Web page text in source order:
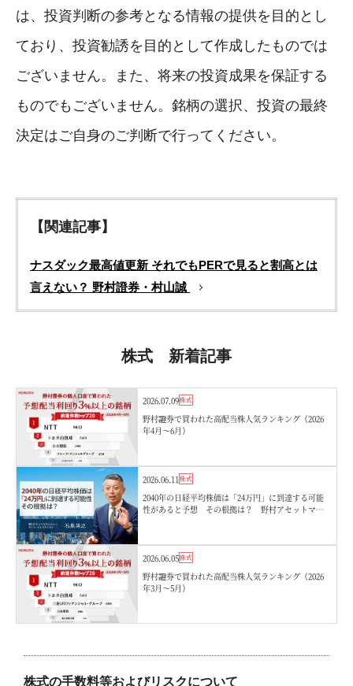
は、投資判断の参考となる情報の提供を目的とし
ており、投資勧誘を目的として作成したものでは
ございません。また、将来の投資成果を保証する
ものでもございません。銘柄の選択、投資の最終
決定はご自身のご判断で行ってください。
【関連記事】
ナスダック最高値更新 それでもPERで見ると割高とは
言えない？ 野村證券・村山誠
株式 新着記事
2026.07.09株式
野村證券で買われた高配当株人気ランキング（2026
年4月〜6月）
2026.06.11 株式
2040年の日経平均株価は「24万円」に到達する可能
性があると予想 その根拠は？ 野村アセットマネ
2026.06.05株式
野村證券で買われた高配当株人気ランキング（2026
年3月〜5月）
株式の手数料等およびリスクについて